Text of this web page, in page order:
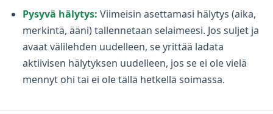
Pysyvä hälytys: Viimeisin asettamasi hälytys (aika,
merkintä, ääni) tallennetaan selaimeesi. Jos suljet ja
avaat välilehden uudelleen, se yrittää ladata
aktiivisen hälytyksen uudelleen, jos se ei ole vielä
mennyt ohi tai ei ole tällä hetkellä soimassa.